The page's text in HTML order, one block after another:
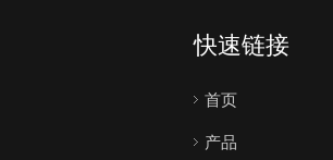
快速链接
首页
产品